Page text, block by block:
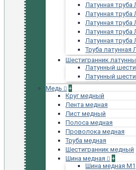
Латунная труба
Латунная труба
Латунная труба
Латунная труба
Латунная труба
Труба латунная
Шестигранник
Латунный
Латунный
Медь
+
Круг медный
Лента медная
Лист медный
Полоса медная
Проволока медная
Труба медная
Шестигранник медный
Шина медная
+
Шина медная М1